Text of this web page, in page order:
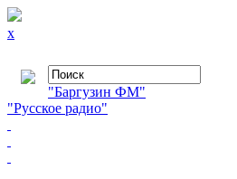
x
"Баргузин ФМ"
"Русское радио"